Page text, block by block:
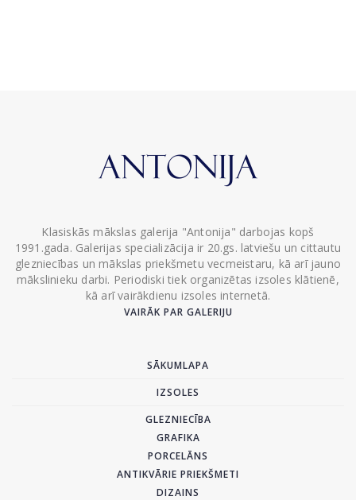
Klasiskās mākslas galerija "Antonija" darbojas kopš
1991.gada. Galerijas specializācija ir 20.gs. latviešu un cittautu
glezniecības un mākslas priekšmetu vecmeistaru, kā arī jauno
mākslinieku darbi. Periodiski tiek organizētas izsoles klātienē,
kā arī vairākdienu izsoles internetā.
VAIRĀK PAR GALERIJU
SĀKUMLAPA
IZSOLES
GLEZNIECĪBA
GRAFIKA
PORCELĀNS
ANTIKVĀRIE PRIEKŠMETI
DIZAINS